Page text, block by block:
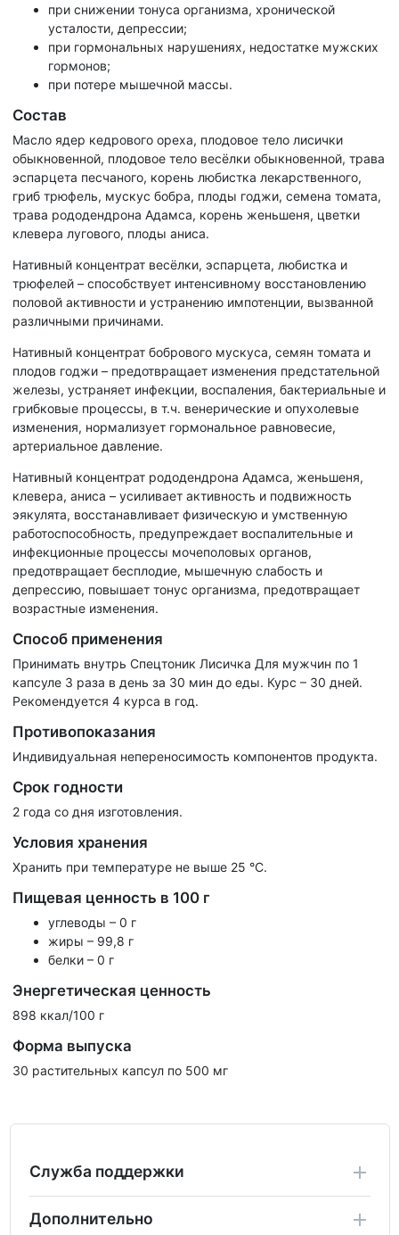
при снижении тонуса организма, хронической
усталости, депрессии;
при гормональных нарушениях, недостатке мужских
гормонов;
при потере мышечной массы.
Состав
Масло ядер кедрового ореха, плодовое тело лисички
обыкновенной, плодовое тело весёлки обыкновенной, трава
эспарцета песчаного, корень любистка лекарственного,
гриб трюфель, мускус бобра, плоды годжи, семена томата,
трава рододендрона Адамса, корень женьшеня, цветки
клевера лугового, плоды аниса.
Нативный концентрат весёлки, эспарцета, любистка и
трюфелей – способствует интенсивному восстановлению
половой активности и устранению импотенции, вызванной
различными причинами.
Нативный концентрат бобрового мускуса, семян томата и
плодов годжи – предотвращает изменения предстательной
железы, устраняет инфекции, воспаления, бактериальные и
грибковые процессы, в т.ч. венерические и опухолевые
изменения, нормализует гормональное равновесие,
артериальное давление.
Нативный концентрат рододендрона Адамса, женьшеня,
клевера, аниса – усиливает активность и подвижность
эякулята, восстанавливает физическую и умственную
работоспособность, предупреждает воспалительные и
инфекционные процессы мочеполовых органов,
предотвращает бесплодие, мышечную слабость и
депрессию, повышает тонус организма, предотвращает
возрастные изменения.
Способ применения
Принимать внутрь Спецтоник Лисичка Для мужчин по 1
капсуле 3 раза в день за 30 мин до еды. Курс – 30 дней.
Рекомендуется 4 курса в год.
Противопоказания
Индивидуальная непереносимость компонентов продукта.
Срок годности
2 года со дня изготовления.
Условия хранения
Хранить при температуре не выше 25 °С.
Пищевая ценность в 100 г
углеводы – 0 г
жиры – 99,8 г
белки – 0 г
Энергетическая ценность
898 ккал/100 г
Форма выпуска
30 растительных капсул по 500 мг
Служба поддержки
Дополнительно